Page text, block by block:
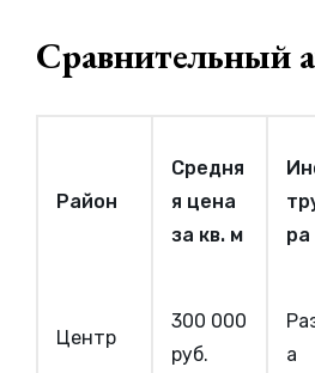
Сравнительный
Район
Средня
я цена
за кв. м
ра
Центр
300 000
руб.
а